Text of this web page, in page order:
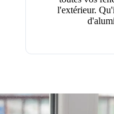
l'extérieur.